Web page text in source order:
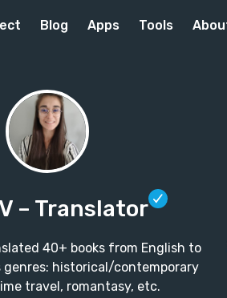
Blog Apps Tools
– Translator
40+ books from English to
genres: historical/contemporary
travel, romantasy, etc.